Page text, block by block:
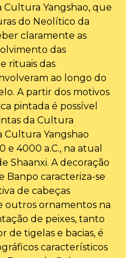
Cultura Yangshao, que
do Neolítico da
claramente as
das
rituais das
ao longo do
A partir dos motivos
pintada é possível
da Cultura
Cultura Yangshao
4000 a.C., na atual
Shaanxi. A decoração
Banpo caracteriza-se
de cabeças
outros ornamentos na
de peixes, tanto
de tigelas e bacias, é
característicos